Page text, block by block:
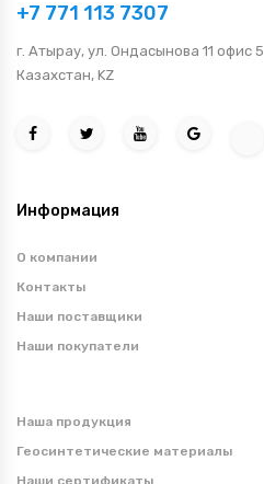
+7 771 113 7307
г. Атырау, ул. Ондасынова 11 офис 5
Казахстан, KZ
Информация
О компании
Контакты
Наши поставщики
Наши покупатели
Наша продукция
Геосинтетические материалы
Наши сертификаты